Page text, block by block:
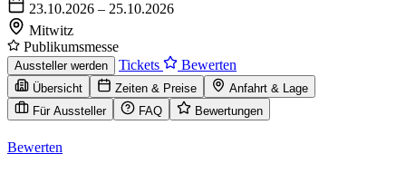
23.10.2026 – 25.10.2026
Mitwitz
Publikumsmesse
Aussteller werden Tickets Bewerten
Übersicht Zeiten & Preise
Anfahrt & Lage
Für Aussteller
FAQ Bewertungen
Bewerten